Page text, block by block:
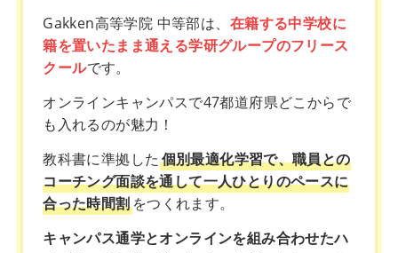
Gakken高等学院 中等部は、 在籍する中学校に
籍を置いたまま通える学研グループのフリース
クールです。
オンラインキャンパスで47都道府県どこからで
も入れるのが魅力！
教科書に準拠した個別最適化学習で、職員との
コーチング面談を通して一人ひとりのペースに
合った時間割をつくれます。
キャンパス通学とオンラインを組み合わせたハ